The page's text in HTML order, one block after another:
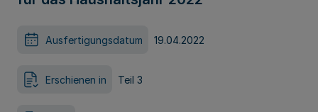
Ausfertigungsdatum 19.04.2022
Erschienen in Teil 3